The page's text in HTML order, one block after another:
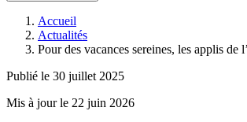
Accueil
Actualités
Pour des vacances sereines, les applis de
Publié le 30 juillet 2025
Mis à jour le 22 juin 2026